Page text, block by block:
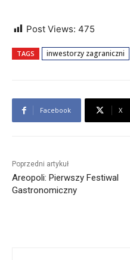
Post Views: 475
TAGS inwestorzy zagraniczni
Facebook X
Poprzedni artykuł
Areopoli: Pierwszy Festiwal
Gastronomiczny